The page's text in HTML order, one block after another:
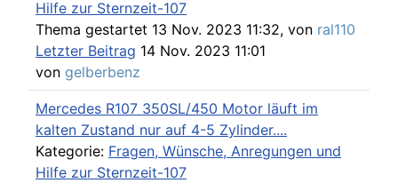
Hilfe zur Sternzeit-107
Thema gestartet 13 Nov. 2023 11:32, von ral110
Letzter Beitrag 14 Nov. 2023 11:01
von gelberbenz
Mercedes R107 350SL/450 Motor läuft im
kalten Zustand nur auf 4-5 Zylinder....
Kategorie: Fragen, Wünsche, Anregungen und
Hilfe zur Sternzeit-107